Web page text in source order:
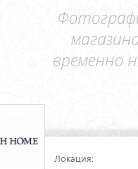
Локация: